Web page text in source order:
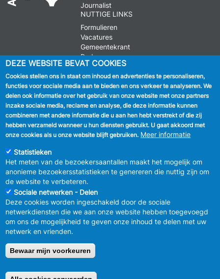
Journalist
NUTTIGE LINKS
Formulieren
Vacatures
Gemeentekrant
Parkeren
VOLG ONS
Facebook
Linkedin
Instagram
MENU
FOOTER
LEGAL
Vertrouwelijkheid
Verbeteringsplan
van de sociale netwerken
1070-Brussel -
DEZE WEBSITE BEVAT COOKIES
Cookies stellen ons in staat om inhoud en advertenties te personaliseren,
functies voor sociale media aan te bieden en ons verkeer te analyseren. We
delen ook informatie over het gebruik van onze website met onze partners
inzake sociale media, reclame en analyse, die deze informatie kunnen
combineren met andere informatie die u aan hen hebt verstrekt of die zij
hebben verzameld wanneer u hun diensten gebruikt. U gaat akkoord met
onze cookies als u onze website blijft gebruiken. Meer informatie
Statistieken
Het meten van de bezoekersaantallen maakt het mogelijk om
anonieme bezoekersstatistieken te genereren die nuttig zijn om
de website te verbeteren.
Sociale netwerken - Delen
Deze cookies worden ingeschakeld door de sociale
netwerkdiensten die we aan onze website hebben toegevoegd
om ons de mogelijkheid te geven onze inhoud te delen met uw
netwerk en vrienden.
Bewaar mijn voorkeuren